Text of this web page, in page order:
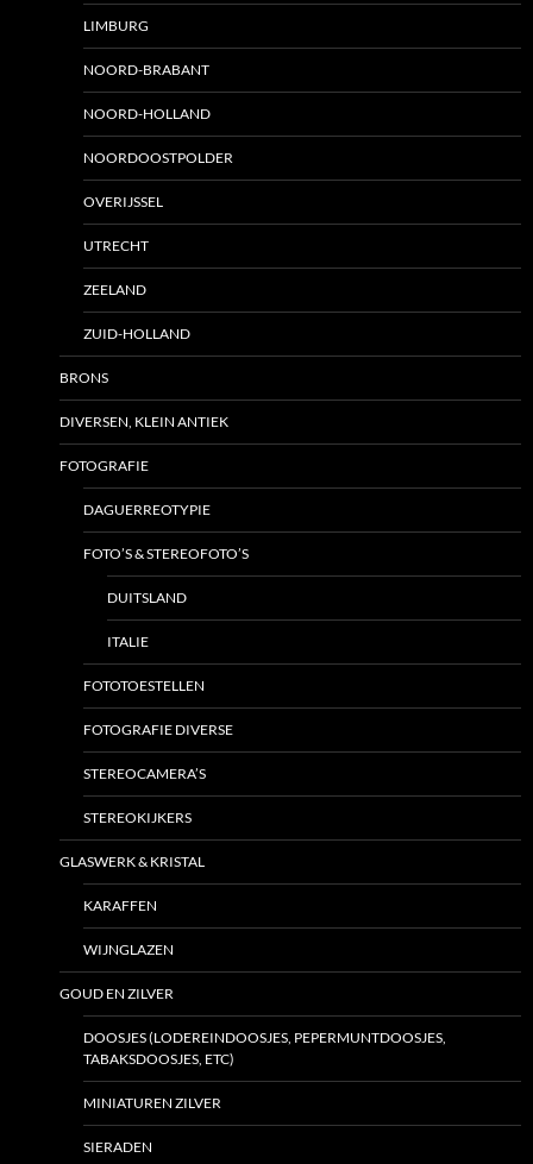
LIMBURG
NOORD-BRABANT
NOORD-HOLLAND
NOORDOOSTPOLDER
OVERIJSSEL
UTRECHT
ZEELAND
ZUID-HOLLAND
BRONS
DIVERSEN, KLEIN ANTIEK
FOTOGRAFIE
DAGUERREOTYPIE
FOTO’S & STEREOFOTO’S
DUITSLAND
ITALIE
FOTOTOESTELLEN
FOTOGRAFIE DIVERSE
STEREOCAMERA’S
STEREOKIJKERS
GLASWERK & KRISTAL
KARAFFEN
WIJNGLAZEN
GOUD EN ZILVER
DOOSJES (LODEREINDOOSJES, PEPERMUNTDOOSJES,
TABAKSDOOSJES, ETC)
MINIATUREN ZILVER
SIERADEN